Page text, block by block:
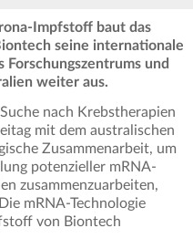
Impfstoff baut das
seine internationale
Forschungszentrums und
weiter aus.
nach Krebstherapien
mit dem australischen
Zusammenarbeit, um
potenzieller mRNA-
zusammenzuarbeiten,
mRNA-Technologie
von Biontech